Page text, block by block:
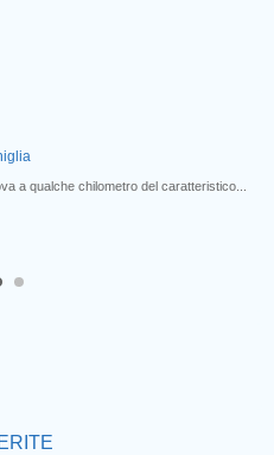
a qualche chilometro del caratteristico...